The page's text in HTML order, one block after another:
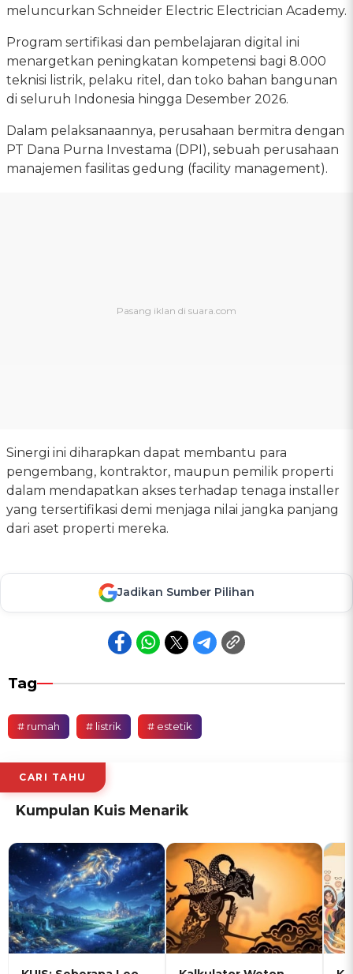
meluncurkan Schneider Electric Electrician Academy.
Program sertifikasi dan pembelajaran digital ini
menargetkan peningkatan kompetensi bagi 8.000
teknisi listrik, pelaku ritel, dan toko bahan bangunan
di seluruh Indonesia hingga Desember 2026.
Dalam pelaksanaannya, perusahaan bermitra dengan
PT Dana Purna Investama (DPI), sebuah perusahaan
manajemen fasilitas gedung (facility management).
Sinergi ini diharapkan dapat membantu para
pengembang, kontraktor, maupun pemilik properti
dalam mendapatkan akses terhadap tenaga installer
yang tersertifikasi demi menjaga nilai jangka panjang
dari aset properti mereka.
Jadikan Sumber Pilihan
Tag
# rumah # listrik # estetik
CARI TAHU
Kumpulan Kuis Menarik